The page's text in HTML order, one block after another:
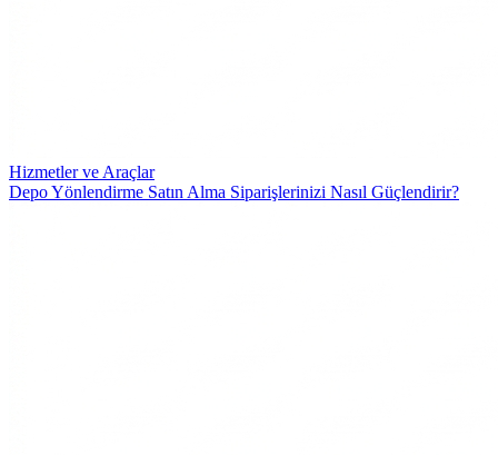
Hizmetler ve Araçlar
Depo Yönlendirme Satın Alma Siparişlerinizi Nasıl Güçlendirir?